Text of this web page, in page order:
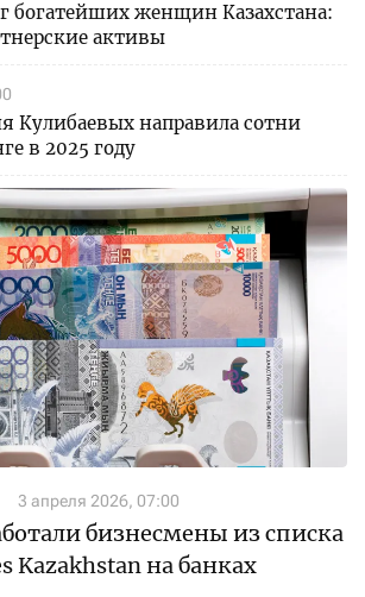
богатейших женщин Казахстана:
активы
Кулибаевых направила сотни
в 2025 году
3 апреля 2026, 07:00
бизнесмены из списка
Kazakhstan на банках